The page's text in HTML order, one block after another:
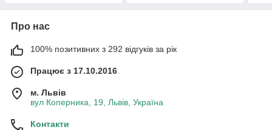
Про нас
100% позитивних з 292 відгуків за рік
Працює з 17.10.2016
м. Львів
вул Коперника, 19, Львів, Україна
Контакти